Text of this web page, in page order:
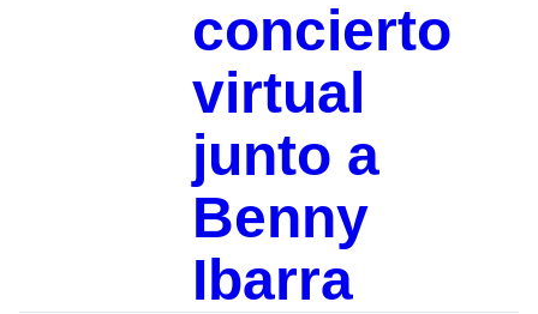
concierto
virtual
junto a
Benny
Ibarra